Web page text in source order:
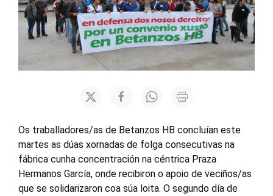
Os traballadores/as de Betanzos HB concluían este
martes as dúas xornadas de folga consecutivas na
fábrica cunha concentración na céntrica Praza
Hermanos García, onde recibiron o apoio de veciños/as
que se solidarizaron coa súa loita. O segundo día de